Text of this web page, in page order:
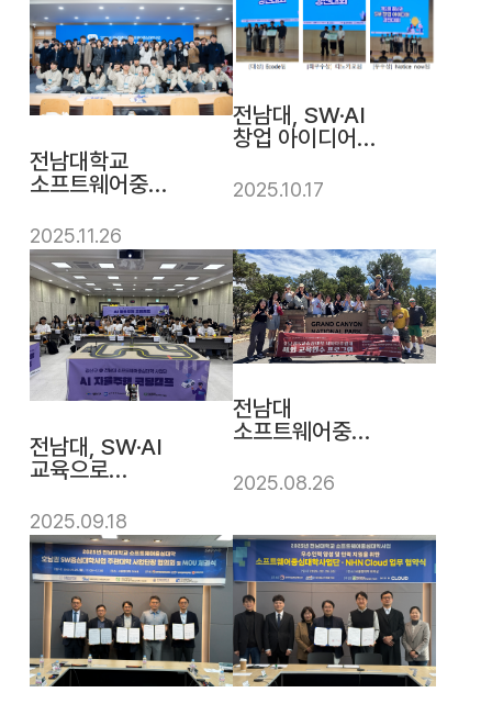
전남대학교
소프트웨어중심
'제9회
SW프로그래밍
경진대회 시상식
및 SW기업데이'
성료
2025.11.26
전남대, SW·AI
창업 아이디어
쾌거
2025.10.17
전남대, SW·AI
교육으로
틔운다
2025.09.18
전남대
소프트웨어중심
미 글로벌 인재
2025.08.26